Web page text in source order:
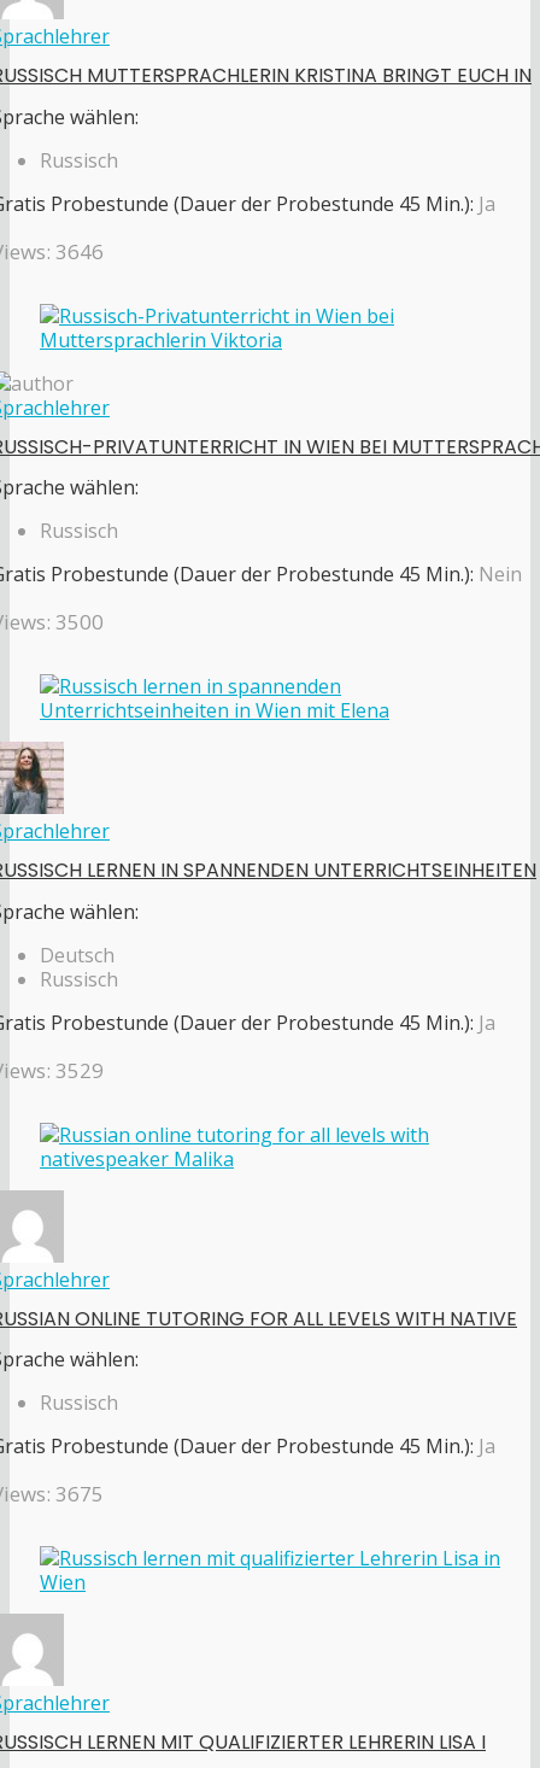
MUTTERSPRACHLERIN KRISTINA BRINGT EUCH IN
wählen:
Russisch
Probestunde (Dauer der Probestunde 45 Min.): Ja
3646
PRIVATUNTERRICHT IN WIEN BEI
wählen:
Russisch
Probestunde (Dauer der Probestunde 45 Min.): Nein
3500
LERNEN IN SPANNENDEN UNTERRICHTSEINHEITEN
wählen:
Deutsch
Russisch
Probestunde (Dauer der Probestunde 45 Min.): Ja
3529
ONLINE TUTORING FOR ALL LEVELS WITH NATIVE
wählen:
Russisch
Probestunde (Dauer der Probestunde 45 Min.): Ja
3675
LERNEN MIT QUALIFIZIERTER LEHRERIN LISA I